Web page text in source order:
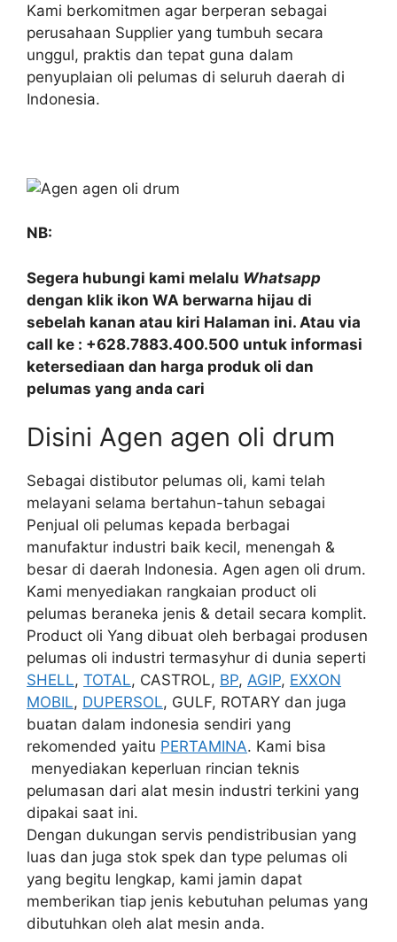
Kami berkomitmen agar berperan sebagai
perusahaan Supplier yang tumbuh secara
unggul, praktis dan tepat guna dalam
penyuplaian oli pelumas di seluruh daerah di
Indonesia.
NB:
Segera hubungi kami melalu Whatsapp
dengan klik ikon WA berwarna hijau di
sebelah kanan atau kiri Halaman ini. Atau via
call ke : +628.7883.400.500 untuk informasi
ketersediaan dan harga produk oli dan
pelumas yang anda cari
Disini Agen agen oli drum
Sebagai distibutor pelumas oli, kami telah
melayani selama bertahun-tahun sebagai
Penjual oli pelumas kepada berbagai
manufaktur industri baik kecil, menengah &
besar di daerah Indonesia. Agen agen oli drum.
Kami menyediakan rangkaian product oli
pelumas beraneka jenis & detail secara komplit.
Product oli Yang dibuat oleh berbagai produsen
pelumas oli industri termasyhur di dunia seperti
SHELL, TOTAL, CASTROL, BP, AGIP, EXXON
MOBIL, DUPERSOL, GULF, ROTARY dan juga
buatan dalam indonesia sendiri yang
rekomended yaitu PERTAMINA. Kami bisa
menyediakan keperluan rincian teknis
pelumasan dari alat mesin industri terkini yang
dipakai saat ini.
Dengan dukungan servis pendistribusian yang
luas dan juga stok spek dan type pelumas oli
yang begitu lengkap, kami jamin dapat
memberikan tiap jenis kebutuhan pelumas yang
dibutuhkan oleh alat mesin anda.